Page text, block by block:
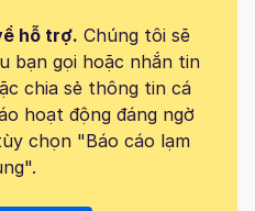
hỗ trợ. Chúng tôi sẽ
bạn gọi hoặc nhắn tin
chia sẻ thông tin cá
hoạt động đáng ngờ
chọn "Báo cáo lạm